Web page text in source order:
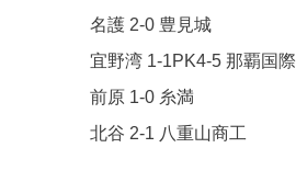
名護 2-0 豊見城
宜野湾 1-1PK4-5 那覇国際
前原 1-0 糸満
北谷 2-1 八重山商工